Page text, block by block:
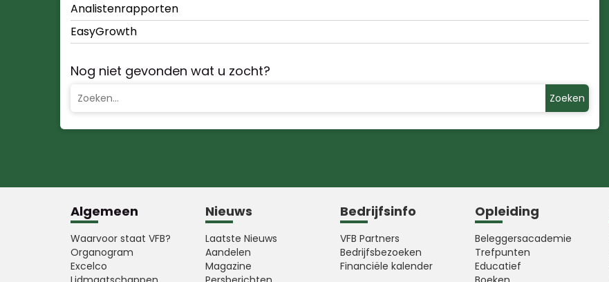
Analistenrapporten
EasyGrowth
Nog niet gevonden wat u zocht?
Zoeken
Algemeen
Waarvoor staat VFB?
Organogram
Excelco
Nieuws
Laatste Nieuws
Aandelen
Magazine
Bedrijfsinfo
VFB Partners
Bedrijfsbezoeken
Financiële kalender
Opleiding
Beleggersacademie
Trefpunten
Educatief